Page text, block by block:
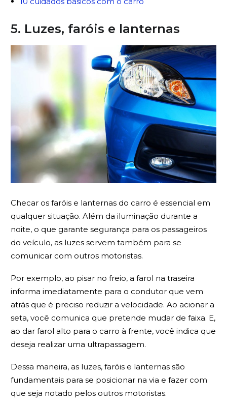
5. Luzes, faróis e lanternas
Checar os faróis e lanternas do carro é essencial em
qualquer situação. Além da iluminação durante a
noite, o que garante segurança para os passageiros
do veículo, as luzes servem também para se
comunicar com outros motoristas.
Por exemplo, ao pisar no freio, a farol na traseira
informa imediatamente para o condutor que vem
atrás que é preciso reduzir a velocidade. Ao acionar a
seta, você comunica que pretende mudar de faixa. E,
ao dar farol alto para o carro à frente, você indica que
deseja realizar uma ultrapassagem.
Dessa maneira, as luzes, faróis e lanternas são
fundamentais para se posicionar na via e fazer com
que seja notado pelos outros motoristas.